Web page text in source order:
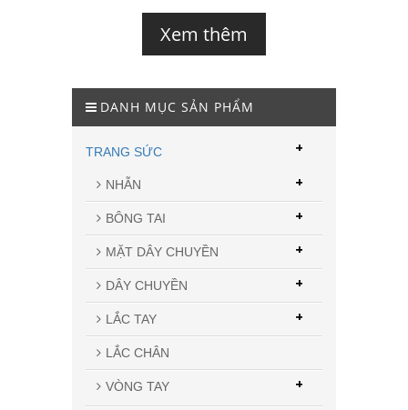
Xem thêm
DANH MỤC SẢN PHẨM
TRANG SỨC
NHẪN +
BÔNG TAI +
MẶT DÂY CHUYỀN +
DÂY CHUYỀN +
LẮC TAY +
LẮC CHÂN
VÒNG TAY +
+